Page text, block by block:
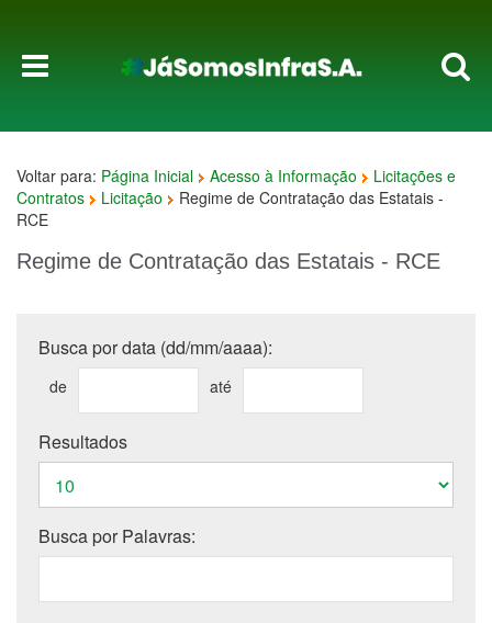
Voltar para: Página Inicial Acesso à Informação
Licitações e
Contratos
Licitação
Regime de Contratação das Estatais -
RCE
Regime de Contratação das Estatais - RCE
Busca por data (dd/mm/aaaa):
de até
Resultados
Busca por Palavras: